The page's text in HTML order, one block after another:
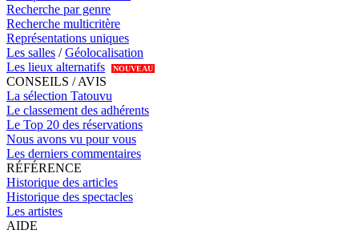
Recherche par genre
Recherche multicritère
Représentations uniques
Les salles /Géolocalisation
Les lieux alternatifs
NOUVEAU
CONSEILS / AVIS
La sélection Tatouvu
Le classement des adhérents
Le Top 20 des réservations
Nous avons vu pour vous
Les derniers commentaires
RÉFÉRENCE
Historique des articles
Historique des spectacles
Les artistes
AIDE